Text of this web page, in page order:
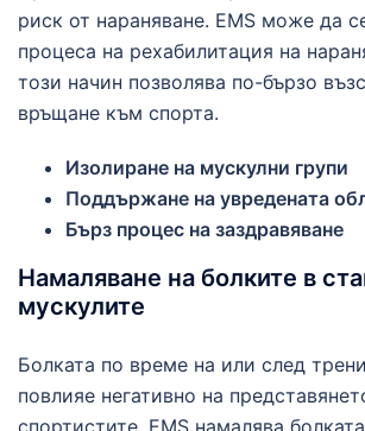
риск от нараняване. EMS може да
процеса на рехабилитация на
този начин позволява по-бързо
връщане към спорта.
Изолиране на мускулни групи
Поддържане на увредената
Бърз процес на заздравяване
Намаляване на болките в
мускулите
Болката по време на или след
повлияе негативно на
спортистите. EMS намалява